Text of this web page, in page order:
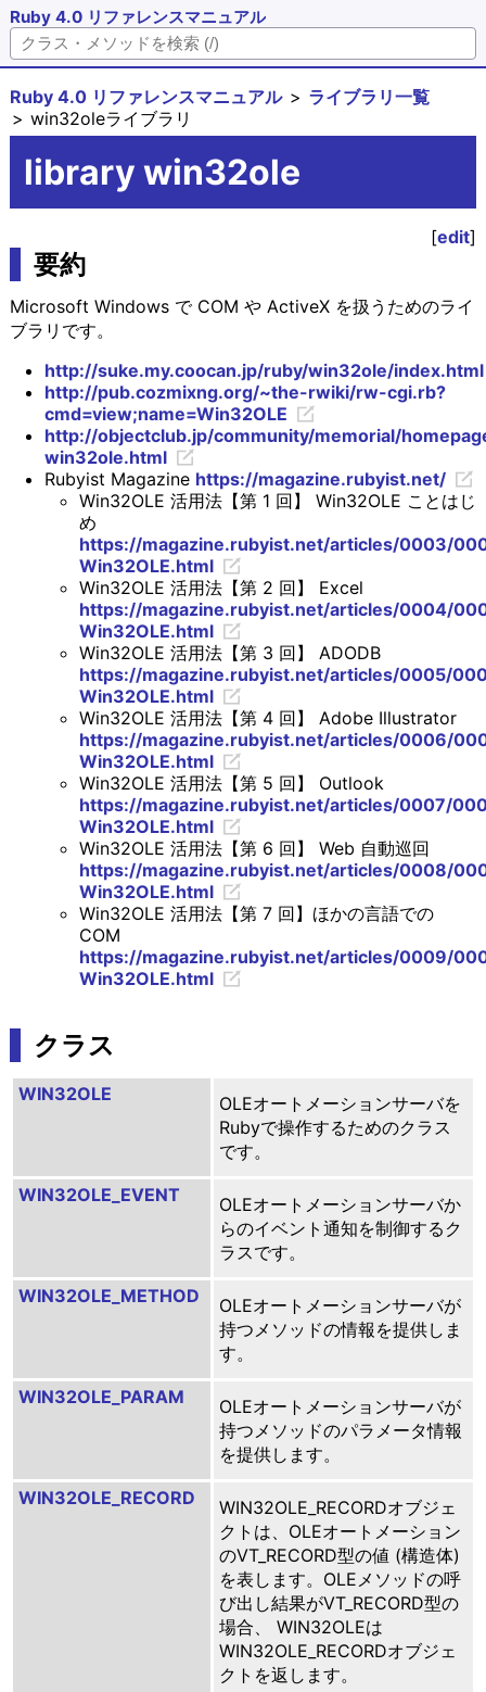
Ruby 4.0 リファレンスマニュアル
Ruby 4.0 リファレンスマニュアル
ライブラリ一覧
win32oleライブラリ
library win32ole
[edit]
要約
Microsoft Windows で COM や ActiveX を扱うためのライ
ブラリです。
http://suke.my.coocan.jp/ruby/win32ole/index.html
http://pub.cozmixng.org/~the-rwiki/rw-cgi.rb?
cmd=view;name=Win32OLE
http://objectclub.jp/community/memorial/
win32ole.html
Rubyist Magazine https://magazine.rubyist.net/
Win32OLE 活用法【第 1 回】 Win32OLE ことはじ
め
https://magazine.rubyist.net/articles/0003/
Win32OLE.html
Win32OLE 活用法【第 2 回】 Excel
https://magazine.rubyist.net/articles/0004/
Win32OLE.html
Win32OLE 活用法【第 3 回】 ADODB
https://magazine.rubyist.net/articles/0005/
Win32OLE.html
Win32OLE 活用法【第 4 回】 Adobe Illustrator
https://magazine.rubyist.net/articles/0006/
Win32OLE.html
Win32OLE 活用法【第 5 回】 Outlook
https://magazine.rubyist.net/articles/0007/
Win32OLE.html
Win32OLE 活用法【第 6 回】 Web 自動巡回
https://magazine.rubyist.net/articles/0008/
Win32OLE.html
Win32OLE 活用法【第 7 回】ほかの言語での
COM
https://magazine.rubyist.net/articles/0009/
Win32OLE.html
クラス
WIN32OLE
OLEオートメーションサーバを
Rubyで操作するためのクラス
です。
WIN32OLE_EVENT
OLEオートメーションサーバか
らのイベント通知を制御するク
ラスです。
WIN32OLE_METHOD
OLEオートメーションサーバが
持つメソッドの情報を提供しま
す。
WIN32OLE_PARAM
OLEオートメーションサーバが
持つメソッドのパラメータ情報
を提供します。
WIN32OLE_RECORD
WIN32OLE_RECORDオブジェ
クトは、OLEオートメーション
のVT_RECORD型の値 (構造体)
を表します。OLEメソッドの呼
び出し結果がVT_RECORD型の
場合、 WIN32OLEは
WIN32OLE_RECORDオブジェ
クトを返します。